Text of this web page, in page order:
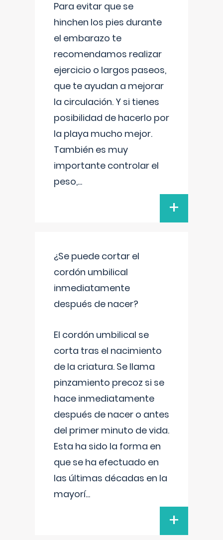
Para evitar que se
hinchen los pies durante
el embarazo te
recomendamos realizar
ejercicio o largos paseos,
que te ayudan a mejorar
la circulación. Y si tienes
posibilidad de hacerlo por
la playa mucho mejor.
También es muy
importante controlar el
peso,...
+
¿Se puede cortar el
cordón umbilical
inmediatamente
después de nacer?
El cordón umbilical se
corta tras el nacimiento
de la criatura. Se llama
pinzamiento precoz si se
hace inmediatamente
después de nacer o antes
del primer minuto de vida.
Esta ha sido la forma en
que se ha efectuado en
las últimas décadas en la
mayorí...
+